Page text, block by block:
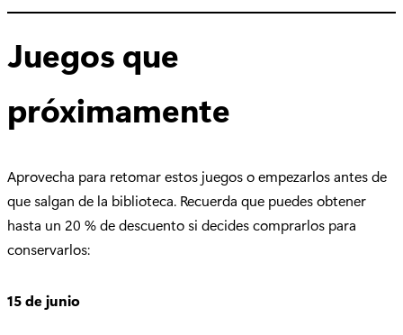
Juegos que
próximamente
Aprovecha para retomar estos juegos o empezarlos antes de
que salgan de la biblioteca. Recuerda que puedes obtener
hasta un 20 % de descuento si decides comprarlos para
conservarlos:
15 de junio